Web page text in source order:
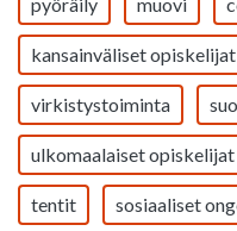
kansainväliset opiskelijat
virkistystoiminta
ulkomaalaiset opiskelijat
tentit sosiaaliset